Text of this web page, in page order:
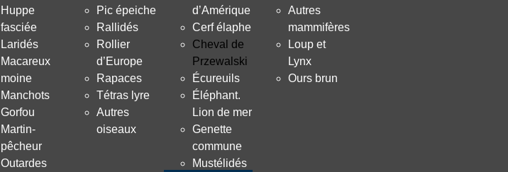
Huppe
fasciée
Laridés
Macareux
moine
Manchots
Gorfou
Martin-
pêcheur
Outardes
Pic épeiche
Rallidés
Rollier
d’Europe
Rapaces
Tétras lyre
Autres
oiseaux
d’Amérique
Cerf élaphe
Cheval de
Przewalski
Écureuils
Éléphant.
Lion de mer
Genette
commune
Mustélidés
Autres
mammifères
Loup et
Lynx
Ours brun